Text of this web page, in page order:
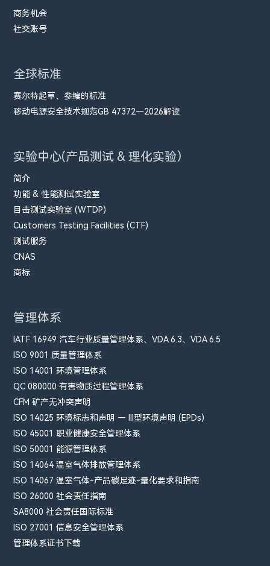
商务机会
社交账号
全球标准
赛尔特起草、参编的标准
移动电源安全技术规范GB 47372—2026解读
实验中心(产品测试 & 理化实验）
简介
功能 & 性能测试实验室
目击测试实验室 (WTDP)
Customers Testing Facilities (CTF)
测试服务
CNAS
商标
管理体系
IATF 16949 汽车行业质量管理体系、VDA 6.3、VDA 6.5
ISO 9001 质量管理体系
ISO 14001 环境管理体系
QC 080000 有害物质过程管理体系
CFM​ 矿产无冲突声明
ISO 14025 环境标志和声明 — III型环境声明 (EPDs)
ISO 45001 职业健康安全管理体系
ISO 50001 能源管理体系
ISO 14064 温室气体排放管理体系
ISO 14067 温室气体-产品碳足迹-量化要求和指南
ISO 26000 社会责任指南
SA8000 社会责任国际标准
ISO 27001 信息安全管理体系
管理体系证书下载